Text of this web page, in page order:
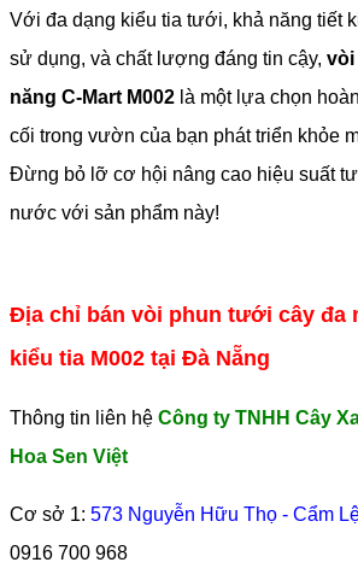
Với đa dạng kiểu tia tưới, khả năng tiết
sử dụng, và chất lượng đáng tin cậy, vòi
năng C-Mart M002 là một lựa chọn
cối trong vườn của bạn phát triển khỏe
Đừng bỏ lỡ cơ hội nâng cao hiệu suất
nước với sản phẩm này!
Địa chỉ bán vòi phun tưới cây đa
kiểu tia M002 tại Đà Nẵng
Thông tin liên hệ Công ty TNHH Cây
Hoa Sen Việt
Cơ sở 1: 573 Nguyễn Hữu Thọ - Cẩm
0916 700 968